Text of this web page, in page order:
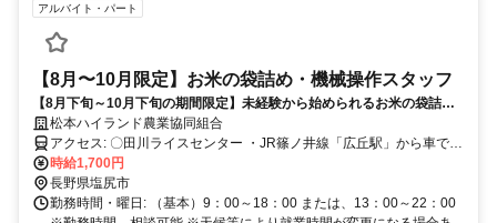
アルバイト・パート
【8月〜10月限定】お米の袋詰め・機械操作スタッフ
【8月下旬～10月下旬の期間限定】未経験から始められるお米の袋詰
め・軽作業スタッフ募集！特別なスキルや知識は一切不要です。簡単な
機械操作や施設内の清掃など、初めての方でもすぐに覚えられる！若い
世代からシニア層まで、男女問わず幅広い年齢の方が活躍中です！
松本ハイランド農業協同組合
アクセス: 〇田川ライスセンター ・JR篠ノ井線「広丘駅」から車で5
分 ・JR篠ノ井線「村井駅」から車で10分 〇奈良井川ライスセンター
・JR篠ノ井線「塩尻駅」から車で10分 ・JR篠ノ井線「広丘駅」から
車で10分 ・JR篠ノ井線「村井駅」から車で15分 ―――――
時給1,700円
長野県塩尻市
勤務時間・曜日: （基本）9：00～18：00 または、13：00～22：00